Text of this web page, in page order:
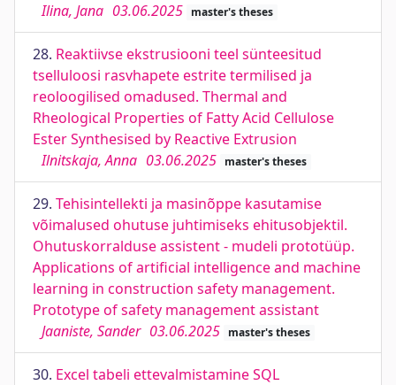
Ilina, Jana 03.06.2025 master's theses
28. Reaktiivse ekstrusiooni teel sünteesitud
tselluloosi rasvhapete estrite termilised ja
reoloogilised omadused. Thermal and
Rheological Properties of Fatty Acid Cellulose
Ester Synthesised by Reactive Extrusion
Ilnitskaja, Anna 03.06.2025 master's theses
29. Tehisintellekti ja masinõppe kasutamise
võimalused ohutuse juhtimiseks ehitusobjektil.
Ohutuskorralduse assistent - mudeli prototüüp.
Applications of artificial intelligence and machine
learning in construction safety management.
Prototype of safety management assistant
Jaaniste, Sander 03.06.2025 master's theses
30. Excel tabeli ettevalmistamine SQL